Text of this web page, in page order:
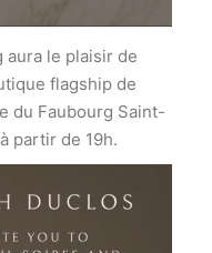
aura le plaisir de
flagship de
du Faubourg Saint-
partir de 19h.